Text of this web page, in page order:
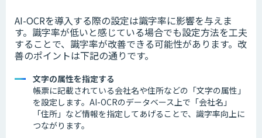
AI-OCRを導入する際の設定は識字率に影響を与えま
す。 識字率が低いと感じている場合でも設定方法を工夫
することで、識字率が改善できる可能性があります。 改
善のポイントは下記の通りです。
文字の属性を指定する
帳票に記載されている会社名や住所などの 「文字の属性」
を設定します。AI-OCRのデータベース上で「会社名」
「住所」など情報を指定してあげることで、識字率向上に
つながります。